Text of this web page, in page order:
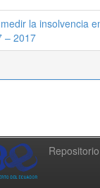
la insolvencia
– 2017